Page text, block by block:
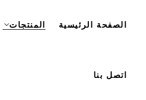
الصفحة الرئيسية المنتجات
اتصل بنا